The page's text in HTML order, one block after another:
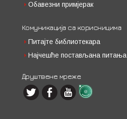
Обавезни примјерак
Комуникација са корисницима
Питајте библиотекара
Најчешће постављана питања
Друштвене мреже